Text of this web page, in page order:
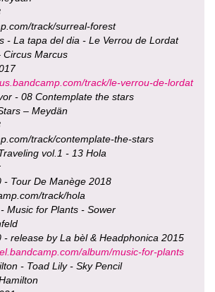
track/surreal-forest
- La tapa del dia - Le Verrou de Lordat
Circus Marcus
track/le-verrou-de-lordat
- 08 Contemplate the stars
– Meydän
track/contemplate-the-stars
vol.1 - 13 Hola
- Tour De Manège 2018
track/hola
Music for Plants - Sower
- release by La bèl & Headphonica 2015
album/music-for-plants
- Toad Lily - Sky Pencil